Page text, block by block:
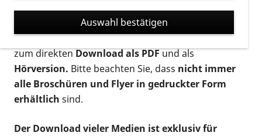
suchen. Die meisten Flyer und Broschüren werden in
verschiedenen Formaten angeboten: zur
postalischen Bestellung als gedruckte Variante
zum direktenDownload als PDFund als
Hörversion. Bitte beachten Sie, dass nicht immer
alle Broschüren und Flyer in gedruckter Form
erhältlich sind.
Der Download vieler Medien ist exklusiv für
Auswahl bestätigen